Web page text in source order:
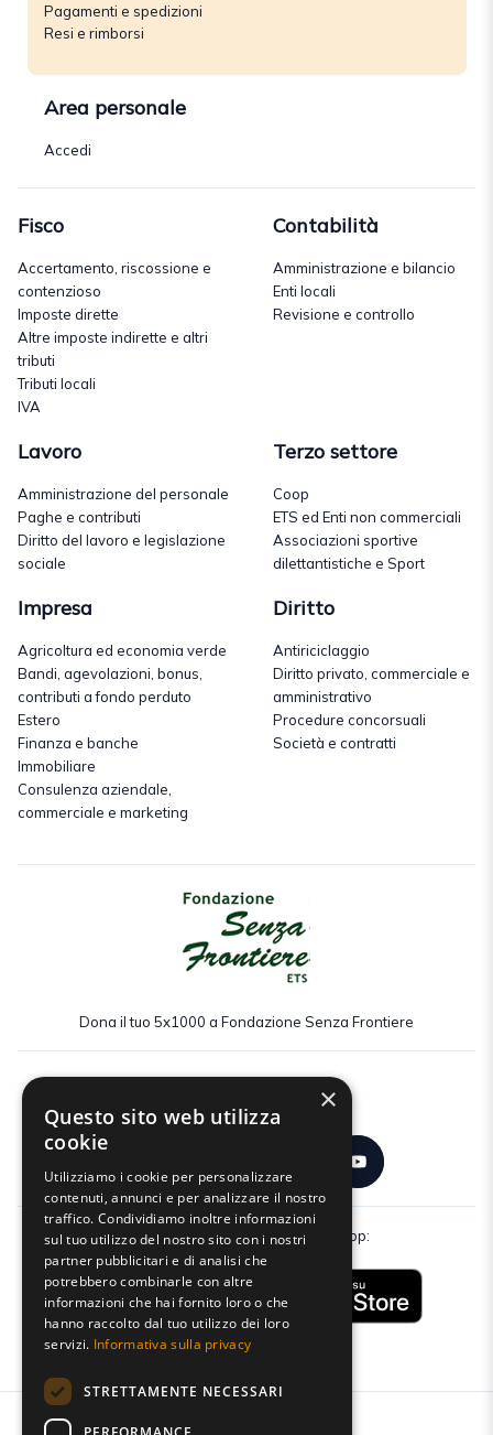
Pagamenti e spedizioni
Resi e rimborsi
Area personale
Accedi
Fisco
Accertamento, riscossione e
contenzioso
Imposte dirette
Altre imposte indirette e altri
tributi
Tributi locali
IVA
Contabilità
Amministrazione e bilancio
Enti locali
Revisione e controllo
Lavoro
Amministrazione del personale
Paghe e contributi
Diritto del lavoro e legislazione
sociale
Terzo settore
Coop
ETS ed Enti non commerciali
Associazioni sportive
dilettantistiche e Sport
Impresa
Agricoltura ed economia verde
Bandi, agevolazioni, bonus,
contributi a fondo perduto
Estero
Finanza e banche
Immobiliare
Consulenza aziendale,
commerciale e marketing
Diritto
Antiriciclaggio
Diritto privato, commerciale e
amministrativo
Procedure concorsuali
Società e contratti
Dona il tuo 5x1000 a Fondazione Senza Frontiere
Scarica gratuitamente la nostra app:
×
Questo sito web utilizza
cookie
Utilizziamo i cookie per personalizzare
contenuti, annunci e per analizzare il nostro
traffico. Condividiamo inoltre informazioni
sul tuo utilizzo del nostro sito con i nostri
partner pubblicitari e di analisi che
potrebbero combinarle con altre
informazioni che hai fornito loro o che
hanno raccolto dal tuo utilizzo dei loro
servizi. Informativa sulla privacy
STRETTAMENTE NECESSARI